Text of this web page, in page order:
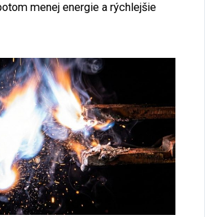
menej energie a rýchlejšie